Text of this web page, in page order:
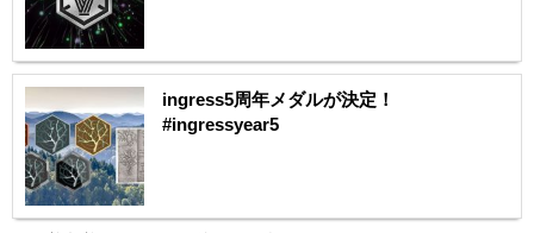
ingress5周年メダルが決定！
#ingressyear5